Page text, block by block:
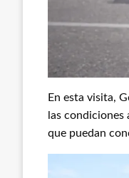
En esta visita,
las
que puedan